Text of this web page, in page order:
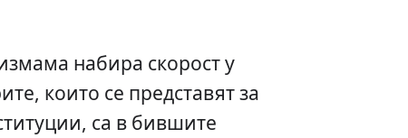
набира скорост у
които се представят за
са в бившите